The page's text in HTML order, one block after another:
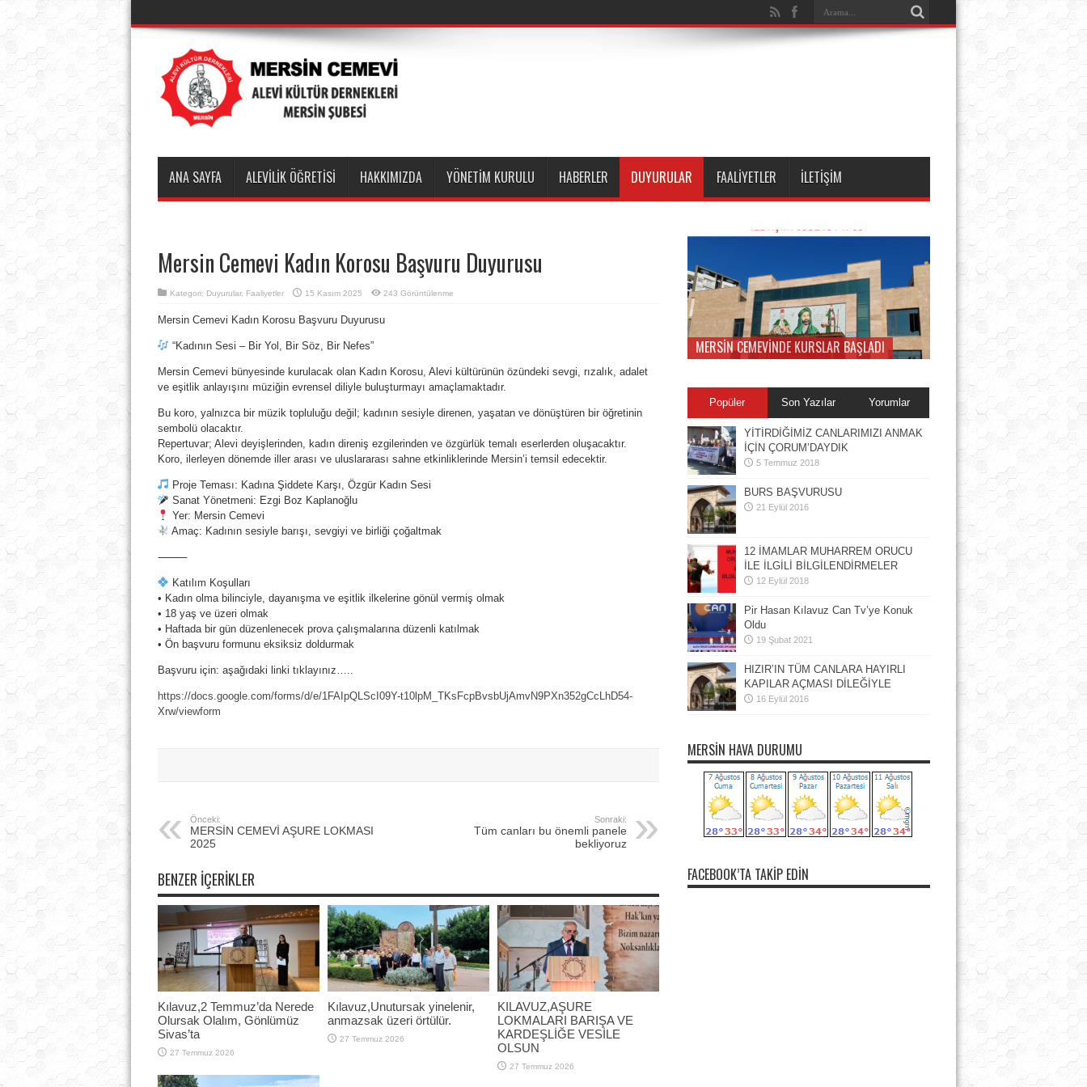
ANA SAYFA ALEVİLİK ÖĞRETİSİ HAKKIMIZDA YÖNETİM KURULU HABERLER DUYURULAR FAALİYETLER İLETİŞİM
Mersin Cemevi Kadın Korosu Başvuru Duyurusu
Kategori: Duyurular, Faaliyetler 15 Kasım 2025 243 Görüntülenme
Mersin Cemevi Kadın Korosu Başvuru Duyurusu
“Kadının Sesi – Bir Yol, Bir Söz, Bir Nefes”
Mersin Cemevi bünyesinde kurulacak olan Kadın Korosu, Alevi kültürünün özündeki sevgi, rızalık, adalet
ve eşitlik anlayışını müziğin evrensel diliyle buluşturmayı amaçlamaktadır.
Bu koro, yalnızca bir müzik topluluğu değil; kadının sesiyle direnen, yaşatan ve dönüştüren bir öğretinin
sembolü olacaktır.
Repertuvar; Alevi deyişlerinden, kadın direniş ezgilerinden ve özgürlük temalı eserlerden oluşacaktır.
Koro, ilerleyen dönemde iller arası ve uluslararası sahne etkinliklerinde Mersin’i temsil edecektir.
Proje Teması: Kadına Şiddete Karşı, Özgür Kadın Sesi
Sanat Yönetmeni: Ezgi Boz Kaplanoğlu
Yer: Mersin Cemevi
Amaç: Kadının sesiyle barışı, sevgiyi ve birliği çoğaltmak
⸻
Katılım Koşulları
• Kadın olma bilinciyle, dayanışma ve eşitlik ilkelerine gönül vermiş olmak
• 18 yaş ve üzeri olmak
• Haftada bir gün düzenlenecek prova çalışmalarına düzenli katılmak
• Ön başvuru formunu eksiksiz doldurmak
Başvuru için: aşağıdaki linki tıklayınız…..
https://docs.google.com/forms/d/e/1FAIpQLScI09Y-t10lpM_TKsFcpBvsbUjAmvN9PXn352gCcLhD54-
Xrw/viewform
Önceki:
MERSİN CEMEVİ AŞURE LOKMASI
2025
Sonraki:
Tüm canları bu önemli panele
bekliyoruz
BENZER İÇERIKLER
Kılavuz,2 Temmuz’da Nerede
Olursak Olalım, Gönlümüz
Sivas’ta
27 Temmuz 2026
Kılavuz,Unutursak yinelenir,
anmazsak üzeri örtülür.
27 Temmuz 2026
KILAVUZ,AŞURE
LOKMALARI BARIŞA VE
KARDEŞLİĞE VESİLE
OLSUN
27 Temmuz 2026
MERSİN CEMEVİNDE KURSLAR BAŞLADI
Popüler Son Yazılar Yorumlar
YİTİRDİĞİMİZ CANLARIMIZI ANMAK
İÇİN ÇORUM’DAYDIK
5 Temmuz 2018
BURS BAŞVURUSU
21 Eylül 2016
12 İMAMLAR MUHARREM ORUCU
İLE İLGİLİ BİLGİLENDİRMELER
12 Eylül 2018
Pir Hasan Kılavuz Can Tv’ye Konuk
Oldu
19 Şubat 2021
HIZIR’IN TÜM CANLARA HAYIRLI
KAPILAR AÇMASI DİLEĞİYLE
16 Eylül 2016
MERSIN HAVA DURUMU
FACEBOOK’TA TAKIP EDIN